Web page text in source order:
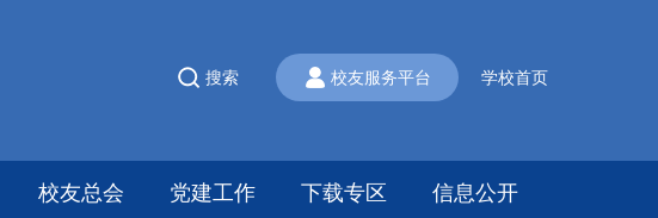
校友服务平台 学校首页
搜索
校友总会 党建工作 下载专区 信息公开